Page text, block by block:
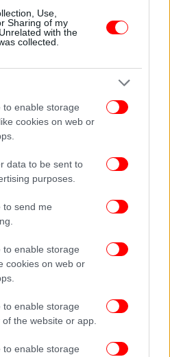
Use,
Sharing of my
with the
collected.
to enable storage
cookies on web or
data to be sent to
purposes.
to send me
to enable storage
cookies on web or
to enable storage
the website or app.
to enable storage
είπαν. Είναι τρικλοποδιά
άνθρωπο… δεν λέω ότι
έξω από τα νερά τους.
τους βλέπω να τραγουδούν
περιζήτητα σπίτια της σε
σημείωμά του μέσα
σύμβολο
Γαβαλά αν είναι άντρας ή